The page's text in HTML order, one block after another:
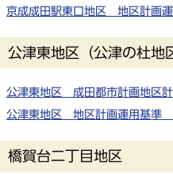
京成成田駅東口地区 地区計画
公津東地区（公津の杜地
公津東地区 成田都市計画地区
公津東地区 地区計画運用基準
橋賀台二丁目地区